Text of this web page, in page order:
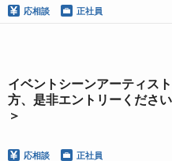
応相談 正社員
イベントシーンアーティス
方、是非エントリーくださ
＞
応相談 正社員